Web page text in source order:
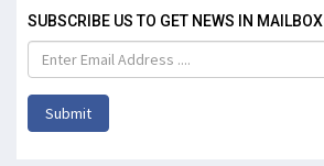
SUBSCRIBE US TO GET NEWS IN MAILBOX
Submit